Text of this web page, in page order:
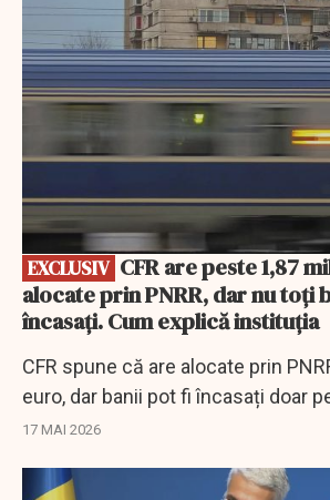
EXCLUSIV
alocate prin PNRR, dar nu toți
încasați. Cum explică instituția
CFR spune că are alocate prin
euro, dar banii pot fi încasați doar
lucrărilor și după îndeplinirea
17 MAI 2026